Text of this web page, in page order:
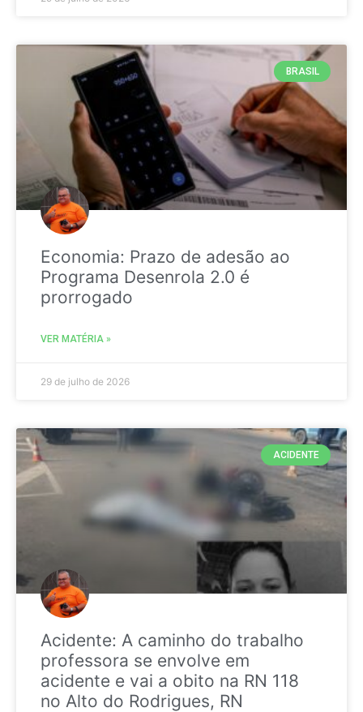
BRASIL
Economia: Prazo de adesão ao
Programa Desenrola 2.0 é
prorrogado
VER MATÉRIA »
29 de julho de 2026
ACIDENTE
Acidente: A caminho do trabalho
professora se envolve em
acidente e vai a obito na RN 118
no Alto do Rodrigues, RN